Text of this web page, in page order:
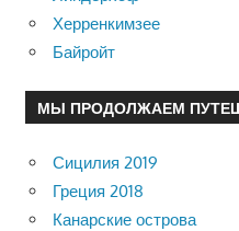
Херренкимзее
Байройт
МЫ ПРОДОЛЖАЕМ
Сицилия 2019
Греция 2018
Канарские острова